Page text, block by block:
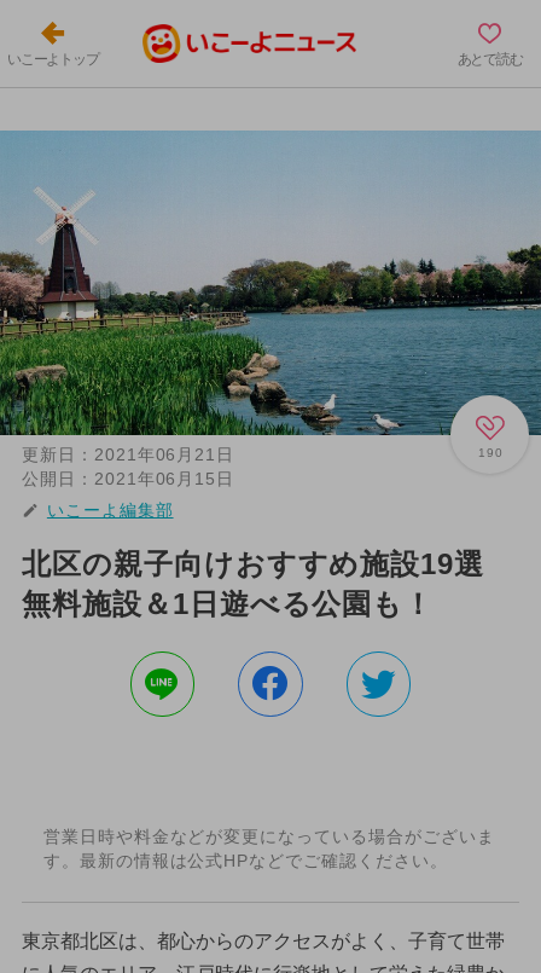
いこーよトップ あとで読む
190
更新日： 2021年06月21日
公開日： 2021年06月15日
いこーよ編集部
北区の親子向けおすすめ施設19選
無料施設＆1日遊べる公園も！
営業日時や料金などが変更になっている場合がございま
す。最新の情報は公式HPなどでご確認ください。
東京都北区は、都心からのアクセスがよく、子育て世帯